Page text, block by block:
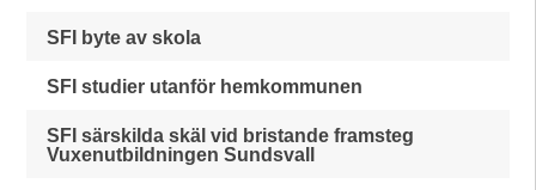
SFI byte av skola
SFI studier utanför hemkommunen
SFI särskilda skäl vid bristande framsteg
Vuxenutbildningen Sundsvall